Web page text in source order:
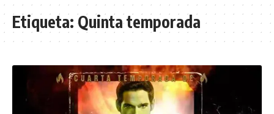
Etiqueta:Quinta temporada